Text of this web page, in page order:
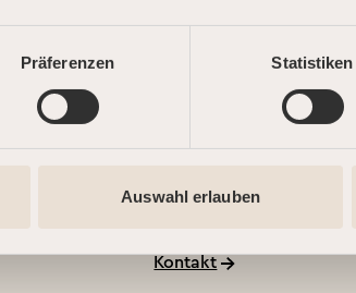
Präferenzen Statistiken
Auswahl erlauben
KUNDENSUPPORT
Montag bis Freitag
09:00 − 20:00 Uhr
Samstag, Sonntag
09:00 − 15:00 Uhr
Kontakt